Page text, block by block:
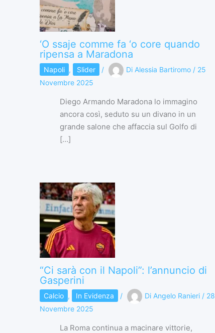
‘O ssaje comme fa ‘o core quando
ripensa a Maradona
Napoli , Slider / Di Alessia Bartiromo / 25
Novembre 2025
Diego Armando Maradona lo immagino
ancora così, seduto su un divano in un
grande salone che affaccia sul Golfo di
[…]
“Ci sarà con il Napoli”: l’annuncio di
Gasperini
Calcio , In Evidenza / Di Angelo Ranieri / 28
Novembre 2025
La Roma continua a macinare vittorie,